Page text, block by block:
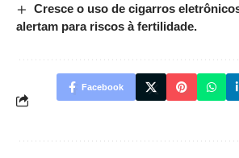
Cresce o uso de cigarros
alertam para riscos à fertilidade.
Facebook